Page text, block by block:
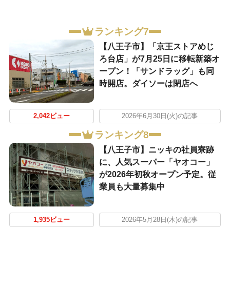
ランキング7
【八王子市】「京王ストアめじ
ろ台店」が7月25日に移転新築オ
ープン！「サンドラッグ」も同
時開店。ダイソーは閉店へ
2,042ビュー 2026年6月30日(火)の記事
ランキング8
【八王子市】ニッキの社員寮跡
に、人気スーパー「ヤオコー」
が2026年初秋オープン予定。従
業員も大量募集中
1,935ビュー 2026年5月28日(木)の記事